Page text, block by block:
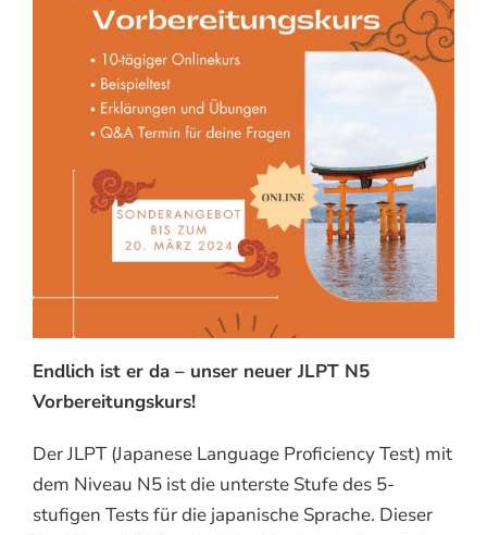
Endlich ist er da – unser neuer JLPT N5
Vorbereitungskurs!
Der JLPT (Japanese Language Proficiency Test) mit
dem Niveau N5 ist die unterste Stufe des 5-
stufigen Tests für die japanische Sprache. Dieser